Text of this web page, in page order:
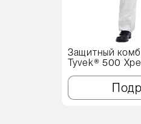
Защитный
Tyvek® 500